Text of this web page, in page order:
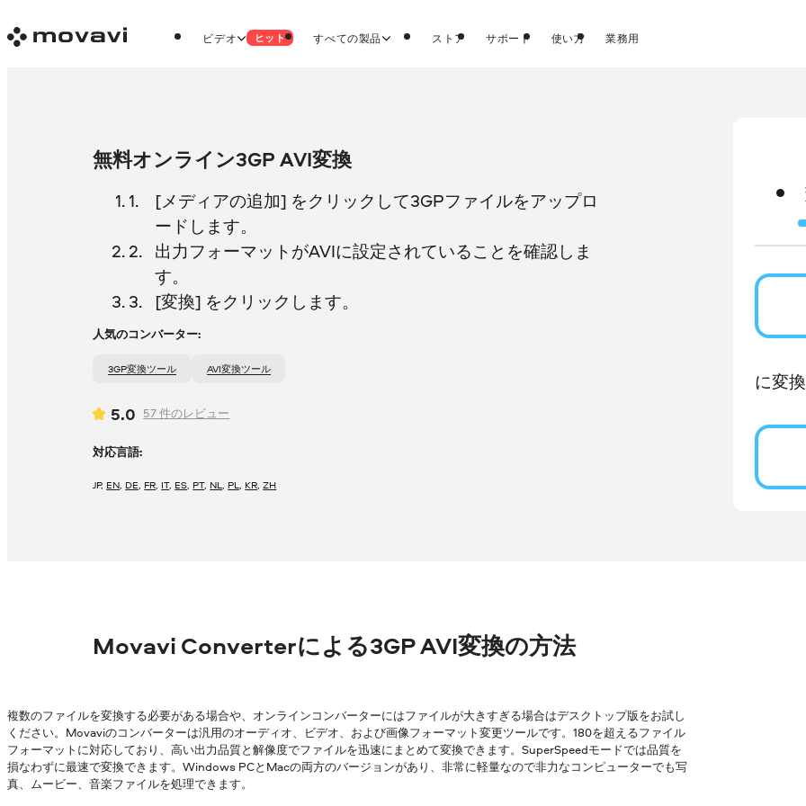
ビデオ ヒット すべての製品 ストア サポート 使い方 業務用
無料オンライン3GP AVI変換
[メディアの追加] をクリックして3GPファイルをアップロ
ードします。
出力フォーマットがAVIに設定されていることを確認しま
す。
[変換] をクリックします。
人気のコンバーター:
3GP変換ツール AVI変換ツール
5.0 57件のレビュー
対応言語:
JP, EN, DE, FR, IT, ES, PT, NL, PL, KR,ZH
に変換
Movavi Converterによる3GP AVI変換の方法
複数のファイルを変換する必要がある場合や、オンラインコンバーターにはファイルが大きすぎる場合はデスクトップ版をお試し
ください。Movaviのコンバーターは汎用のオーディオ、ビデオ、および画像フォーマット変更ツールです。180を超えるファイル
フォーマットに対応しており、高い出力品質と解像度でファイルを迅速にまとめて変換できます。SuperSpeedモードでは品質を
損なわずに最速で変換できます。Windows PCとMacの両方のバージョンがあり、非常に軽量なので非力なコンピューターでも写
真、ムービー、音楽ファイルを処理できます。